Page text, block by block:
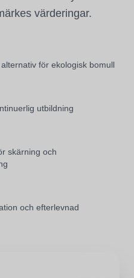
värderingar.
för ekologisk bomull
utbildning
skärning och
och efterlevnad